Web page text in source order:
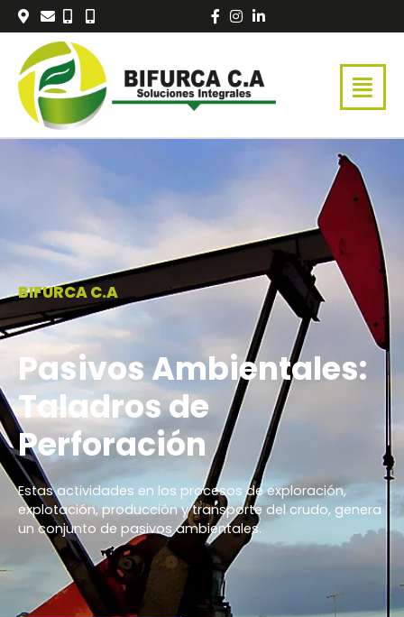
contenido
BIFURCA C.A
Pasivos Ambientales:
Taladros de
Perforación
Estas actividades en los procesos de exploración,
explotación, producción y transporte del crudo, genera
un conjunto de pasivos ambientales.